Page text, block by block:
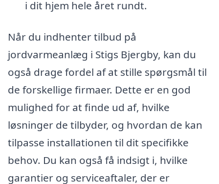
i dit hjem hele året rundt.
Når du indhenter tilbud på
jordvarmeanlæg i Stigs Bjergby, kan du
også drage fordel af at stille spørgsmål til
de forskellige firmaer. Dette er en god
mulighed for at finde ud af, hvilke
løsninger de tilbyder, og hvordan de kan
tilpasse installationen til dit specifikke
behov. Du kan også få indsigt i, hvilke
garantier og serviceaftaler, der er